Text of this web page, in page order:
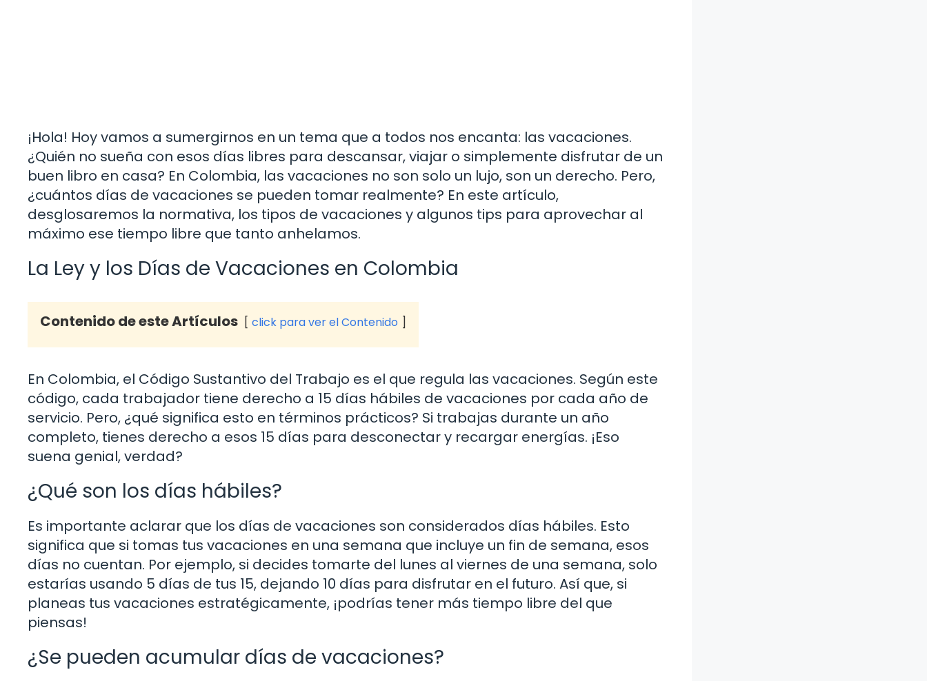
¡Hola! Hoy vamos a sumergirnos en un tema que a todos nos encanta: las vacaciones.
¿Quién no sueña con esos días libres para descansar, viajar o simplemente disfrutar de un
buen libro en casa? En Colombia, las vacaciones no son solo un lujo, son un derecho. Pero,
¿cuántos días de vacaciones se pueden tomar realmente? En este artículo,
desglosaremos la normativa, los tipos de vacaciones y algunos tips para aprovechar al
máximo ese tiempo libre que tanto anhelamos.
La Ley y los Días de Vacaciones en Colombia
Contenido de este Artículos click para ver el Contenido
En Colombia, el Código Sustantivo del Trabajo es el que regula las vacaciones. Según este
código, cada trabajador tiene derecho a 15 días hábiles de vacaciones por cada año de
servicio. Pero, ¿qué significa esto en términos prácticos? Si trabajas durante un año
completo, tienes derecho a esos 15 días para desconectar y recargar energías. ¡Eso
suena genial, verdad?
¿Qué son los días hábiles?
Es importante aclarar que los días de vacaciones son considerados días hábiles. Esto
significa que si tomas tus vacaciones en una semana que incluye un fin de semana, esos
días no cuentan. Por ejemplo, si decides tomarte del lunes al viernes de una semana, solo
estarías usando 5 días de tus 15, dejando 10 días para disfrutar en el futuro. Así que, si
planeas tus vacaciones estratégicamente, ¡podrías tener más tiempo libre del que
piensas!
¿Se pueden acumular días de vacaciones?